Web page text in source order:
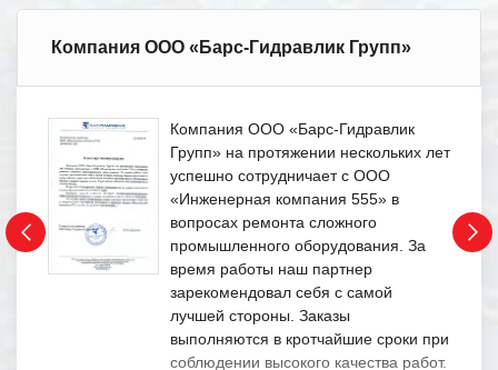
Компания ООО «Барс-Гидравлик Групп»
Компания ООО «Барс-Гидравлик
Групп» на протяжении нескольких лет
успешно сотрудничает с ООО
«Инженерная компания 555» в
вопросах ремонта сложного
промышленного оборудования. За
время работы наш партнер
зарекомендовал себя с самой
лучшей стороны. Заказы
выполняются в кротчайшие сроки при
соблюдении высокого качества работ.